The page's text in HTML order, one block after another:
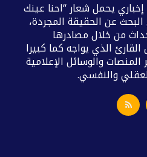
يحمل شعار “احنا عينك
عن الحقيقة المجردة،
من خلال مصادرها
الذي يواجه كما كبيرا
والوسائل الإعلامية
والنفسي.